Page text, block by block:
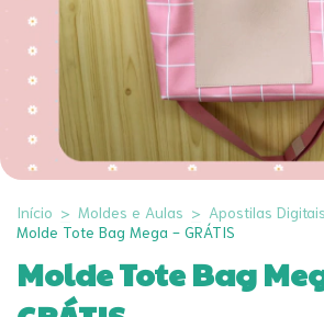
Início > Moldes e Aulas > Apostilas Digitais
Molde Tote Bag Mega - GRÁTIS
Molde Tote Bag